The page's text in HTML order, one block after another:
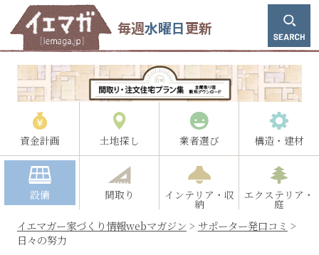
毎週水曜日更新
資金計画 土地探し 業者選び 構造・建材
設備 間取り インテリア・収
納
エクステリア・
庭
イエマガー家づくり情報webマガジン > サポーター発口コミ >
日々の努力